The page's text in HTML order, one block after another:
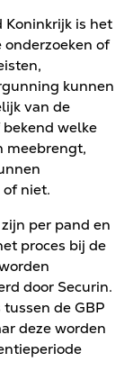
is het
of
kunnen
van de
welke
meebrengt,
niet.
per pand en
proces bij de
door Securin.
de GBP
deze worden